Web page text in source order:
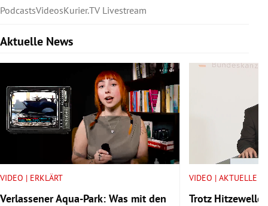
PodcastsVideosKurier.TV Livestream
Aktuelle News
Slide 1 von 6
VIDEO | ERKLÄRT
Verlassener Aqua-Park: Was mit den
VIDEO | AKTUELLE
Trotz